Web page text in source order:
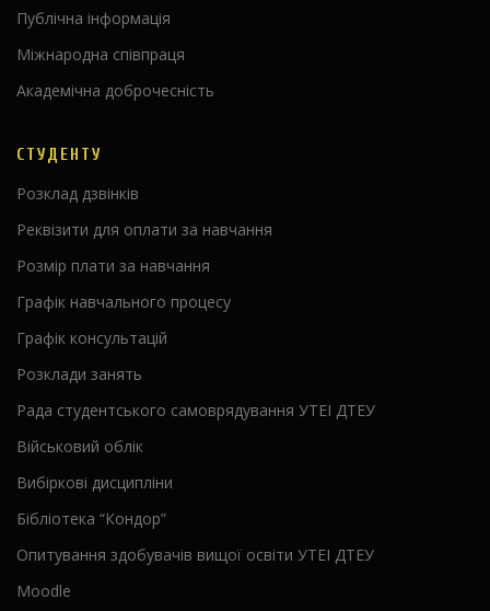
Публічна інформація
Міжнародна співпраця
Академічна доброчесність
СТУДЕНТУ
Розклад дзвінків
Реквізити для оплати за навчання
Розмір плати за навчання
Графік навчального процесу
Графік консультацій
Розклади занять
Рада студентського самоврядування УТЕІ ДТЕУ
Військовий облік
Вибіркові дисципліни
Бібліотека “Кондор”
Опитування здобувачів вищої освіти УТЕІ ДТЕУ
Moodle